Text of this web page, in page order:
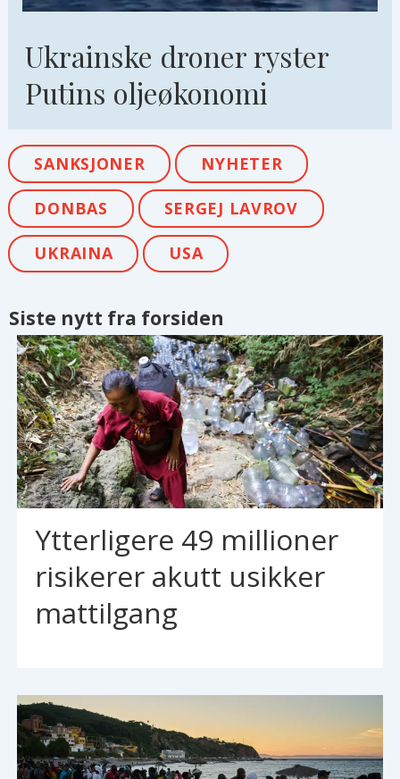
Ukrainske droner ryster
Putins oljeøkonomi
SANKSJONER NYHETER
DONBAS SERGEJ LAVROV
UKRAINA USA
Siste nytt fra forsiden
Ytterligere 49 millioner
risikerer akutt usikker
mattilgang